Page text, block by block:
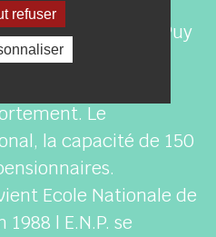
avec OPME (Puy
recevoir des
des troubles de la
Le
la capacité de 150
Ecole Nationale de
l E.N.P. se
refuser